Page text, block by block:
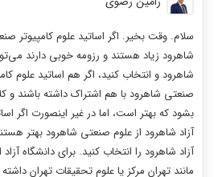
سلام. وقت بخیر. اگر اساتید علوم کامپیوتر
شاهرود زیاد هستند و رزومه خوبی دارند
شاهرود و انتخاب کنید، اگر هم اساتید علوم
صنعتی شاهرود با هم اشتراک داشته باشند و
بشود که بهتر است، اما در غیر اینصورت اگر
آزاد شاهرود از علوم صنعتی شاهرود بهتر
آزاد شاهرود را انتخاب کنید. برای دانشگاه
مانند تهران مرکز یا علوم تحقیقات تهران